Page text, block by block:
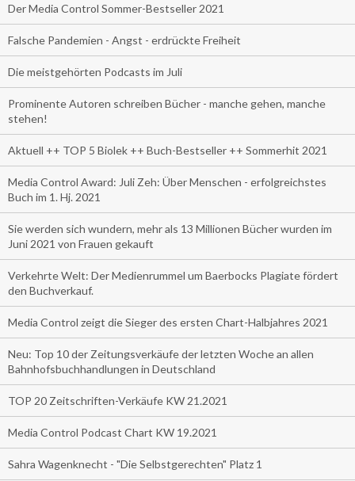
Der Media Control Sommer-Bestseller 2021
Falsche Pandemien - Angst - erdrückte Freiheit
Die meistgehörten Podcasts im Juli
Prominente Autoren schreiben Bücher - manche gehen, manche
stehen!
Aktuell ++ TOP 5 Biolek ++ Buch-Bestseller ++ Sommerhit 2021
Media Control Award: Juli Zeh: Über Menschen - erfolgreichstes
Buch im 1. Hj. 2021
Sie werden sich wundern, mehr als 13 Millionen Bücher wurden im
Juni 2021 von Frauen gekauft
Verkehrte Welt: Der Medienrummel um Baerbocks Plagiate fördert
den Buchverkauf.
Media Control zeigt die Sieger des ersten Chart-Halbjahres 2021
Neu: Top 10 der Zeitungsverkäufe der letzten Woche an allen
Bahnhofsbuchhandlungen in Deutschland
TOP 20 Zeitschriften-Verkäufe KW 21.2021
Media Control Podcast Chart KW 19.2021
Sahra Wagenknecht - "Die Selbstgerechten" Platz 1